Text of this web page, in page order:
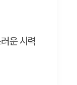
운 시력